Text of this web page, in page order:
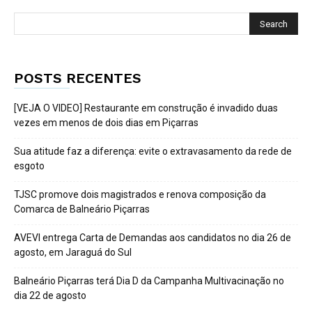
POSTS RECENTES
[VEJA O VIDEO] Restaurante em construção é invadido duas
vezes em menos de dois dias em Piçarras
Sua atitude faz a diferença: evite o extravasamento da rede de
esgoto
TJSC promove dois magistrados e renova composição da
Comarca de Balneário Piçarras
AVEVI entrega Carta de Demandas aos candidatos no dia 26 de
agosto, em Jaraguá do Sul
Balneário Piçarras terá Dia D da Campanha Multivacinação no
dia 22 de agosto